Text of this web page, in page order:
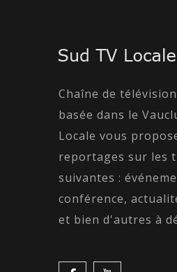
Chaîne de
basée dans le
Locale vous
reportages sur les
suivantes :
conférence,
et bien d'autres à